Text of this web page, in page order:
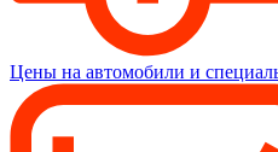
Цены на автомобили и